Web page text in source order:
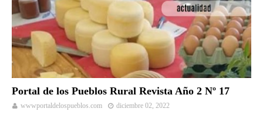
Portal de los Pueblos Rural Revista Año 2 Nº 17
wwwportaldelospueblos.com diciembre 02, 2022